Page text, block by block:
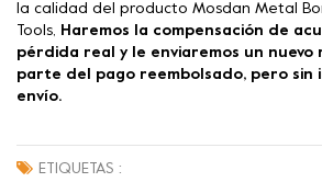
la calidad del producto Mosdan Metal
Tools, Haremos la compensación de
pérdida real y le enviaremos un nuevo
parte del pago reembolsado, pero sin
envío.
ETIQUETAS :